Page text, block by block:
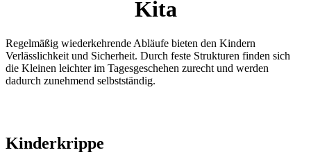
Kita
Regelmäßig wiederkehrende Abläufe bieten den Kindern
Verlässlichkeit und Sicherheit. Durch feste Strukturen finden sich
die Kleinen leichter im Tagesgeschehen zurecht und werden
dadurch zunehmend selbstständig.
Kinderkrippe